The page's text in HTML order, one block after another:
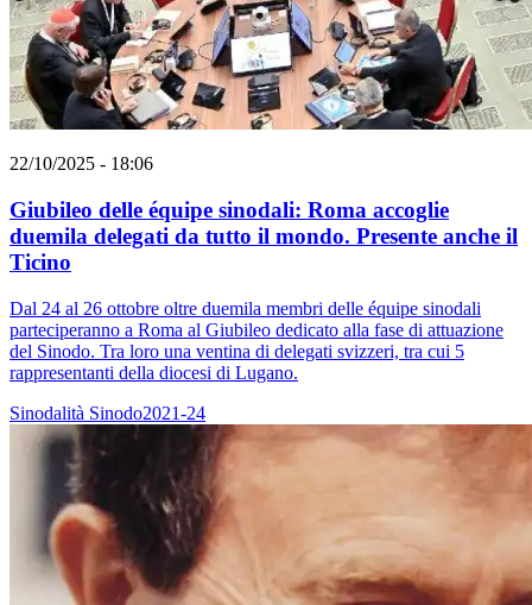
22/10/2025 - 18:06
Giubileo delle équipe sinodali: Roma accoglie
duemila delegati da tutto il mondo. Presente anche il
Ticino
Dal 24 al 26 ottobre oltre duemila membri delle équipe sinodali
parteciperanno a Roma al Giubileo dedicato alla fase di attuazione
del Sinodo. Tra loro una ventina di delegati svizzeri, tra cui 5
rappresentanti della diocesi di Lugano.
Sinodalità Sinodo2021-24